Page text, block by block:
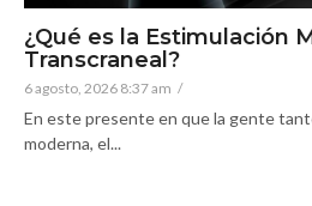
¿Qué es la Estimulación
Transcraneal?
6 agosto, 2026 8:37 am /
En este presente en que la gente
moderna, el...